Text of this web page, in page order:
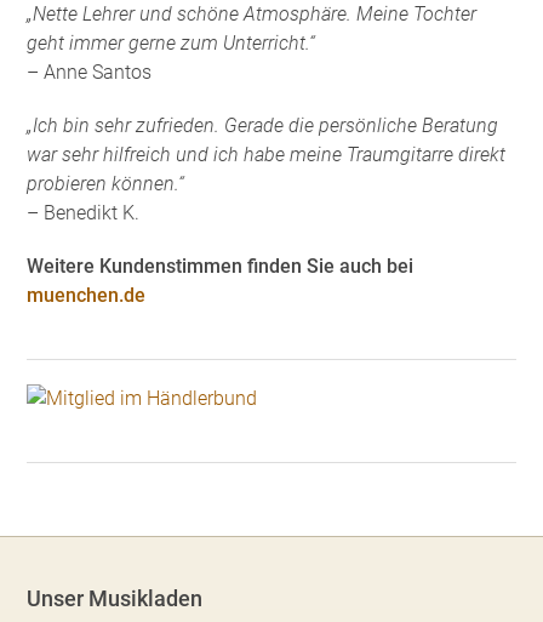
„Nette Lehrer und schöne Atmosphäre. Meine Tochter
geht immer gerne zum Unterricht.“
– Anne Santos
„Ich bin sehr zufrieden. Gerade die persönliche Beratung
war sehr hilfreich und ich habe meine Traumgitarre direkt
probieren können.“
– Benedikt K.
Weitere Kundenstimmen finden Sie auch bei
muenchen.de
Unser Musikladen